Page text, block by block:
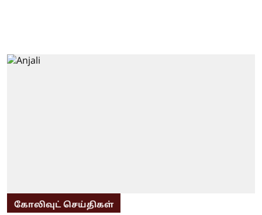
கோலிவுட் செய்திகள்